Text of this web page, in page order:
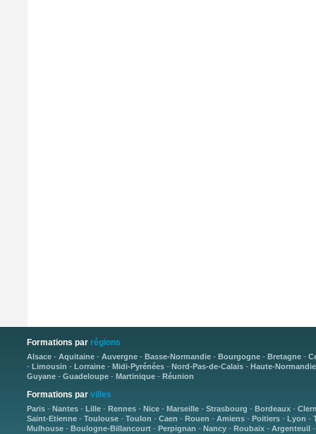
Formations par régions
Alsace- Aquitaine- Auvergne- Basse-Normandie- Bourgogne- Bretagne-
- Limousin - Lorraine- Midi-Pyrénées- Nord-Pas-de-Calais- Haute-Normandie
Guyane- Guadeloupe- Martinique- Réunion
Formations par villes
Paris- Nantes- Lille- Rennes- Nice- Marseille- Strasbourg - Bordeaux-
Saint-Etienne- Toulouse- Toulon - Caen - Rouen - Amiens- Poitiers- Lyon -
Mulhouse- Boulogne-Billancourt- Perpignan - Nancy- Roubaix- Argenteuil